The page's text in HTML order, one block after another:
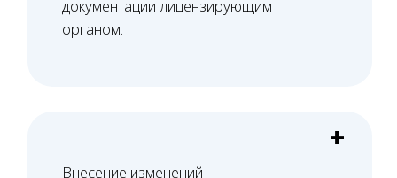
помещения на соответствие требованиям
лицензирования и СЭЗ, формируем
перечень необходимых доработок.
лица, в том числе договор аренды, на